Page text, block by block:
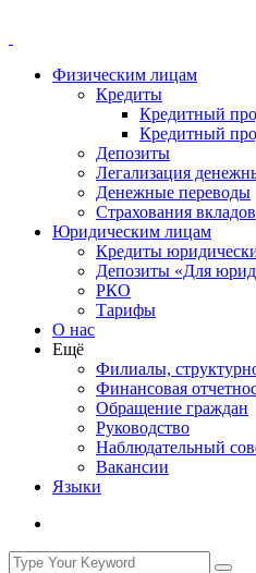
Физическим лицам
Кредиты
Кредитный
Кредитный
Депозиты
Легализация
Денежные переводы
Cтрахования вкладов
Юридическим лицам
Кредиты
Депозиты «Для
РКО
Тарифы
О нас
Ещё
Филиалы,
Финансовая
Обращение граждан
Руководство
Наблюдательный
Вакансии
Языки